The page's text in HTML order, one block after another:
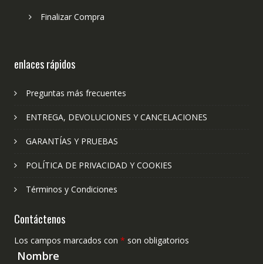
Finalizar Compra
enlaces rápidos
Preguntas más frecuentes
ENTREGA, DEVOLUCIONES Y CANCELACIONES
GARANTÍAS Y PRUEBAS
POLÍTICA DE PRIVACIDAD Y COOKIES
Términos y Condiciones
Contáctenos
Los campos marcados con * son obligatorios
Nombre